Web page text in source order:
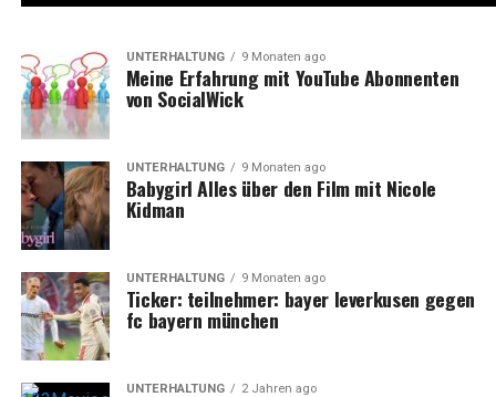
UNTERHALTUNG 9 Monaten ago
Meine Erfahrung mit YouTube Abonnenten
von SocialWick
UNTERHALTUNG 9 Monaten ago
Babygirl Alles über den Film mit Nicole
Kidman
UNTERHALTUNG 9 Monaten ago
Ticker: teilnehmer: bayer leverkusen gegen
fc bayern münchen
UNTERHALTUNG 2 Jahren ago